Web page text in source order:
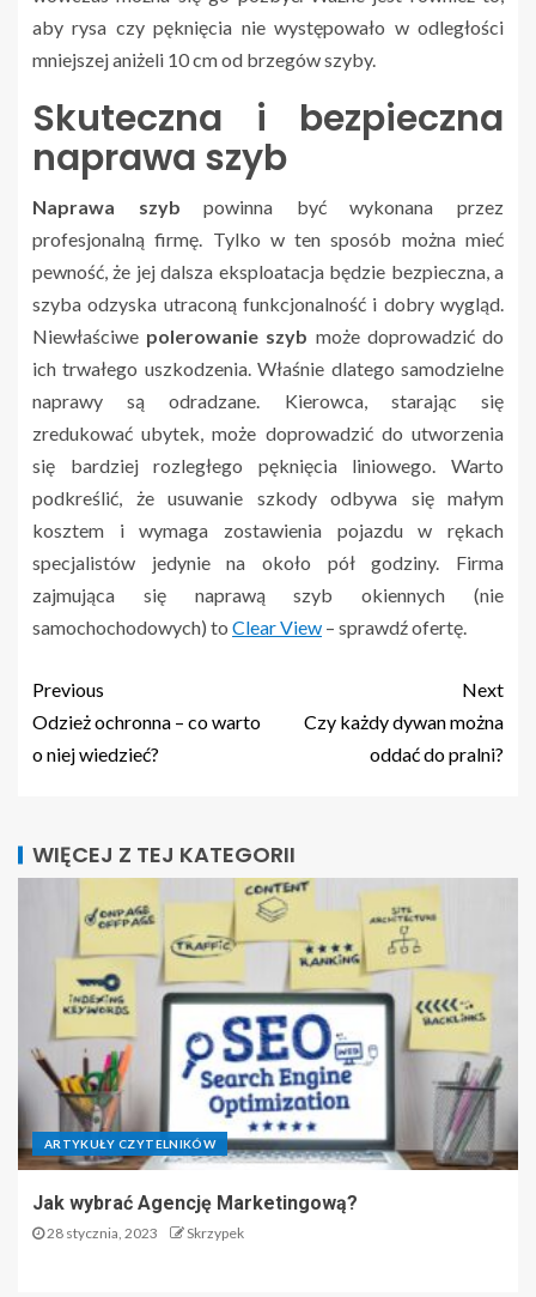
aby rysa czy pęknięcia nie występowało w odległości
mniejszej aniżeli 10 cm od brzegów szyby.
Skuteczna i bezpieczna
naprawa szyb
Naprawa szyb powinna być wykonana przez
profesjonalną firmę. Tylko w ten sposób można mieć
pewność, że jej dalsza eksploatacja będzie bezpieczna, a
szyba odzyska utraconą funkcjonalność i dobry wygląd.
Niewłaściwe polerowanie szyb może doprowadzić do
ich trwałego uszkodzenia. Właśnie dlatego samodzielne
naprawy są odradzane. Kierowca, starając się
zredukować ubytek, może doprowadzić do utworzenia
się bardziej rozległego pęknięcia liniowego. Warto
podkreślić, że usuwanie szkody odbywa się małym
kosztem i wymaga zostawienia pojazdu w rękach
specjalistów jedynie na około pół godziny. Firma
zajmująca się naprawą szyb okiennych (nie
samochochodowych) to Clear View – sprawdź ofertę.
Previous
Odzież ochronna – co warto
o niej wiedzieć?
Next
Czy każdy dywan można
oddać do pralni?
WIĘCEJ Z TEJ KATEGORII
ARTYKUŁY CZYTELNIKÓW
Jak wybrać Agencję Marketingową?
28 stycznia, 2023 Skrzypek